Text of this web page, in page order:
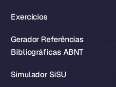
Exercícios
Gerador Referências
Bibliográficas ABNT
Simulador SiSU